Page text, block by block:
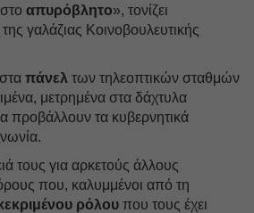
απυρόβλητο», τονίζει
γαλάζιας Κοινοβουλευτικής
πάνελ των τηλεοπτικών σταθμών
μετρημένα στα δάχτυλα
τα κυβερνητικά
τους για αρκετούς άλλους
που, καλυμμένοι από τη
ρόλου που τους έχει